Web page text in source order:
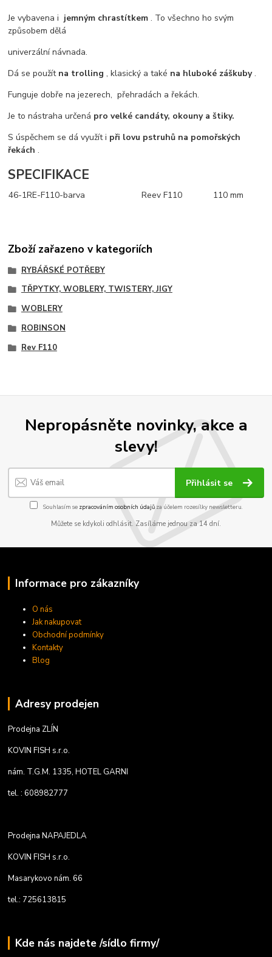
Je vybavena i jemným chrastítkem . To všechno ho svým
způsobem dělá
univerzální návnada.
Dá se použít na trolling , klasický a také na hluboké záškuby.
Funguje dobře na jezerech, přehradách a řekách.
Je to nástraha určená pro velké candáty, okouny a štiky.
S úspěchem se dá využít i při lovu pstruhů na pomořských
řekách .
SPECIFIKACE
46-1RE-F110-barva Reev F110 110 mm
Zboží zařazeno v kategoriích
RYBÁŘSKÉ POTŘEBY
TŘPYTKY, WOBLERY, TWISTERY, JIGY
WOBLERY
ROBINSON
Rev F110
Nepropásněte novinky, akce a
slevy!
Přihlásit se
Souhlasím se zpracováním osobních údajůza účelem rozesílky newsletteru.
Můžete se kdykoli odhlásit. Zasíláme jednou za 14 dní.
Informace pro zákazníky
O nás
Jak nakupovat
Obchodní podmínky
Kontakty
Blog
Adresy prodejen
Prodejna ZLÍN
KOVIN FISH s.r.o.
nám. T.G.M. 1335, HOTEL GARNI
tel. : 608982777
Prodejna NAPAJEDLA
KOVIN FISH s.r.o.
Masarykovo nám. 66
tel.: 725613815
Kde nás najdete /sídlo firmy/